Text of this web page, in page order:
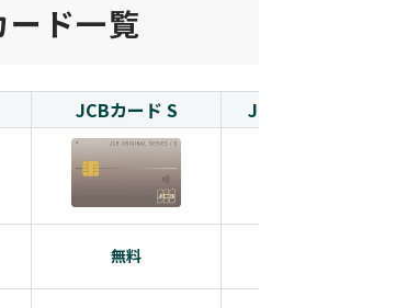
ド一覧
JCBカード S JCBカード Ｗ Plus L
無料